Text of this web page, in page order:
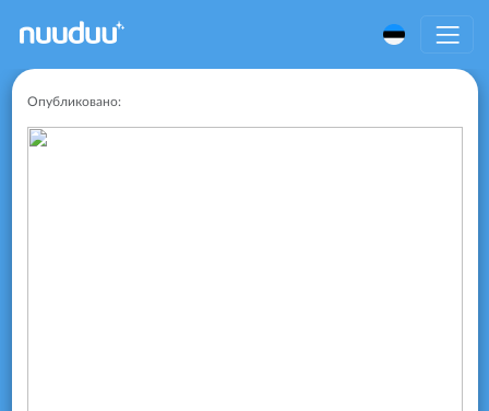
Опубликовано: